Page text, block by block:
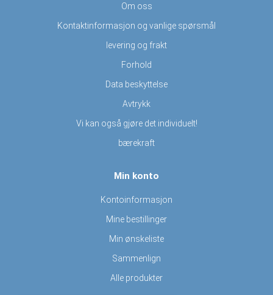
Om oss
Kontaktinformasjon og vanlige spørsmål
levering og frakt
Forhold
Data beskyttelse
Avtrykk
Vi kan også gjøre det individuelt!
bærekraft
Min konto
Kontoinformasjon
Mine bestillinger
Min ønskeliste
Sammenlign
Alle produkter